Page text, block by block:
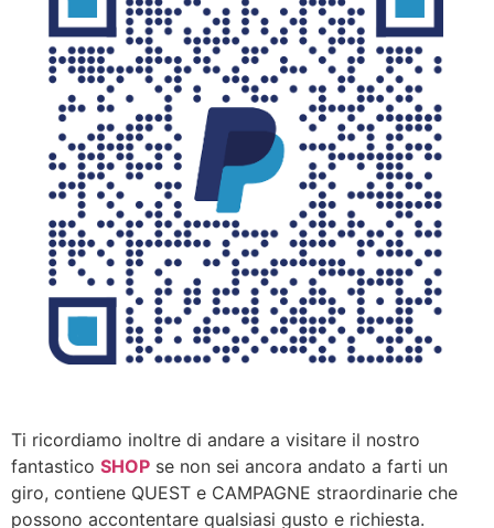
Ti ricordiamo inoltre di andare a visitare il nostro
fantastico SHOP se non sei ancora andato a farti un
giro, contiene QUEST e CAMPAGNE straordinarie che
possono accontentare qualsiasi gusto e richiesta.